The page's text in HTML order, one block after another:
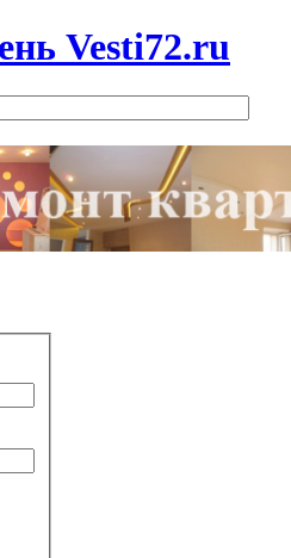
Vesti72.ru